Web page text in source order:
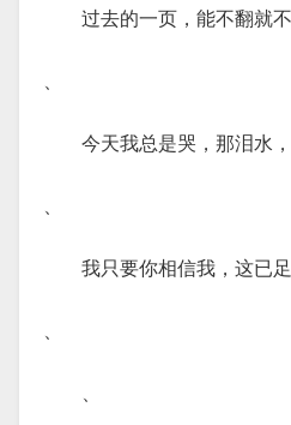
过去的一页，能不翻就
、
今天我总是哭，那泪水
、
我只要你相信我，这已足
、
、